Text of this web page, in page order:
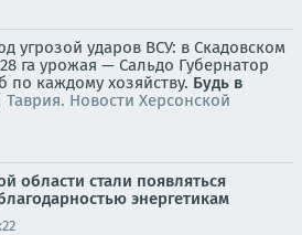
угрозой ударов ВСУ: в Скадовском
га урожая — Сальдо Губернатор
по каждому хозяйству. Будь в
Таврия. Новости Херсонской
области стали появляться
энергетикам